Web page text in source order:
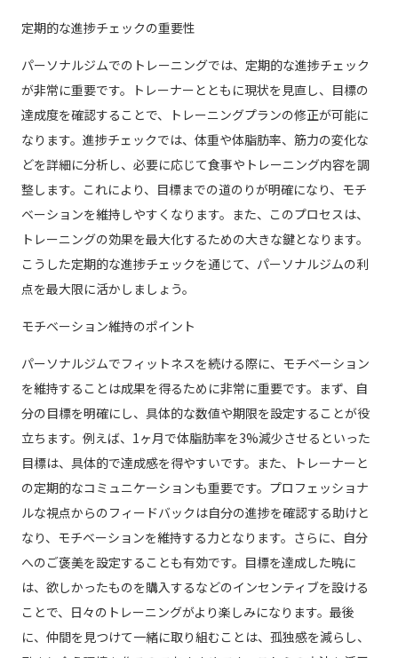
定期的な進捗チェックの重要性
パーソナルジムでのトレーニングでは、定期的な進捗チェック
が非常に重要です。トレーナーとともに現状を見直し、目標の
達成度を確認することで、トレーニングプランの修正が可能に
なります。進捗チェックでは、体重や体脂肪率、筋力の変化な
どを詳細に分析し、必要に応じて食事やトレーニング内容を調
整します。これにより、目標までの道のりが明確になり、モチ
ベーションを維持しやすくなります。また、このプロセスは、
トレーニングの効果を最大化するための大きな鍵となります。
こうした定期的な進捗チェックを通じて、パーソナルジムの利
点を最大限に活かしましょう。
モチベーション維持のポイント
パーソナルジムでフィットネスを続ける際に、モチベーション
を維持することは成果を得るために非常に重要です。まず、自
分の目標を明確にし、具体的な数値や期限を設定することが役
立ちます。例えば、1ヶ月で体脂肪率を3%減少させるといった
目標は、具体的で達成感を得やすいです。また、トレーナーと
の定期的なコミュニケーションも重要です。プロフェッショナ
ルな視点からのフィードバックは自分の進捗を確認する助けと
なり、モチベーションを維持する力となります。さらに、自分
へのご褒美を設定することも有効です。目標を達成した暁に
は、欲しかったものを購入するなどのインセンティブを設ける
ことで、日々のトレーニングがより楽しみになります。最後
に、仲間を見つけて一緒に取り組むことは、孤独感を減らし、